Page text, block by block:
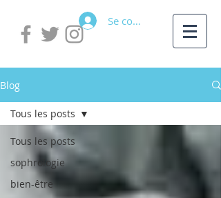
Se connecter
Blog
Tous les posts
sophrologie
bien-être
Tous les posts